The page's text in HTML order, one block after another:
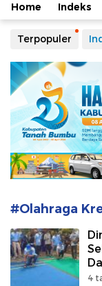
Home Indeks
Terpopuler
#Olahraga
4